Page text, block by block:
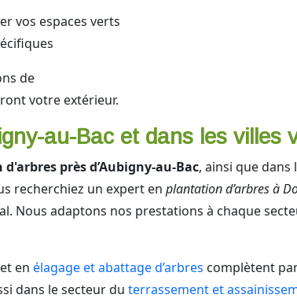
vos espaces verts
de
votre extérieur.
au-Bac et dans les villes
près d’Aubigny-au-Bac, ainsi que
recherchiez un expert en plantation d’arbres à
Nous adaptons nos prestations à chaque
et en élagage et abattage d’arbres complètent
dans le secteur du terrassement et